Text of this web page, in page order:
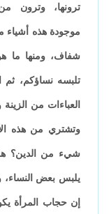
ترونها، وترون من
موجودة هذه أشياء
شفاف، ومنها ما
تلبسه نساؤكم، ثم
العباءات من
وتشتري من هذه
شيء من الدين؟
يلبس بعض النساء،
إن حجاب المرأة